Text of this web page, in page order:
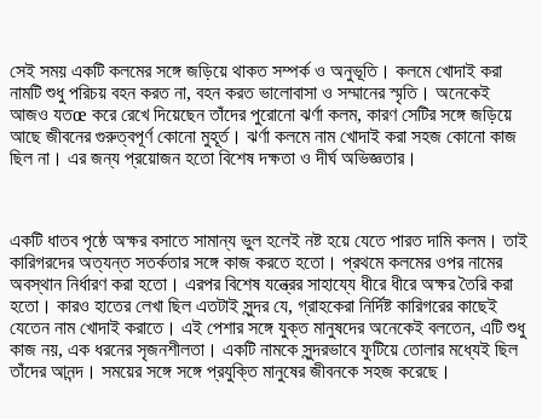
সেই সময় একটি কলমের সঙ্গে জড়িয়ে থাকত সম্পর্ক ও অনুভূতি। কলমে খোদাই করা
নামটি শুধু পরিচয় বহন করত না, বহন করত ভালোবাসা ও সম্মানের স্মৃতি। অনেকেই
আজও যতœ করে রেখে দিয়েছেন তাঁদের পুরোনো ঝর্ণা কলম, কারণ সেটির সঙ্গে জড়িয়ে
আছে জীবনের গুরুত্বপূর্ণ কোনো মুহূর্ত। ঝর্ণা কলমে নাম খোদাই করা সহজ কোনো কাজ
ছিল না। এর জন্য প্রয়োজন হতো বিশেষ দক্ষতা ও দীর্ঘ অভিজ্ঞতার।
একটি ধাতব পৃষ্ঠে অক্ষর বসাতে সামান্য ভুল হলেই নষ্ট হয়ে যেতে পারত দামি কলম। তাই
কারিগরদের অত্যন্ত সতর্কতার সঙ্গে কাজ করতে হতো। প্রথমে কলমের ওপর নামের
অবস্থান নির্ধারণ করা হতো। এরপর বিশেষ যন্ত্রের সাহায্যে ধীরে ধীরে অক্ষর তৈরি করা
হতো। কারও হাতের লেখা ছিল এতটাই সুন্দর যে, গ্রাহকেরা নির্দিষ্ট কারিগরের কাছেই
যেতেন নাম খোদাই করাতে। এই পেশার সঙ্গে যুক্ত মানুষদের অনেকেই বলতেন, এটি শুধু
কাজ নয়, এক ধরনের সৃজনশীলতা। একটি নামকে সুন্দরভাবে ফুটিয়ে তোলার মধ্যেই ছিল
তাঁদের আনন্দ। সময়ের সঙ্গে সঙ্গে প্রযুক্তি মানুষের জীবনকে সহজ করেছে।